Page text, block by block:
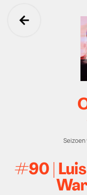
Ga
Seizoen
#90 | Luis